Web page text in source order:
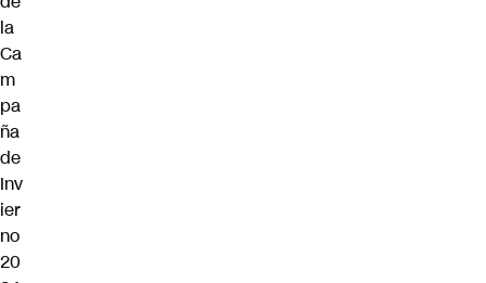
la
Ca
m
pa
ña
de
Inv
ier
no
20